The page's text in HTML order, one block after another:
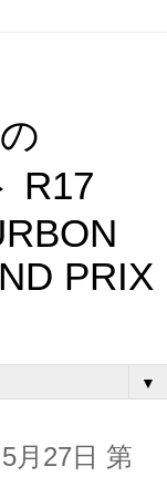
R17
PRIX
▼
月27日 第